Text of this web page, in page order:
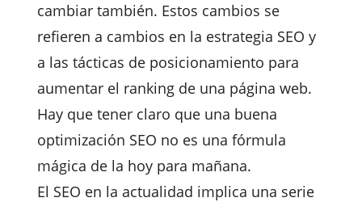
cambiar también. Estos cambios se
refieren a cambios en la estrategia SEO y
a las tácticas de posicionamiento para
aumentar el ranking de una página web.
Hay que tener claro que una buena
optimización SEO no es una fórmula
mágica de la hoy para mañana.
El SEO en la actualidad implica una serie